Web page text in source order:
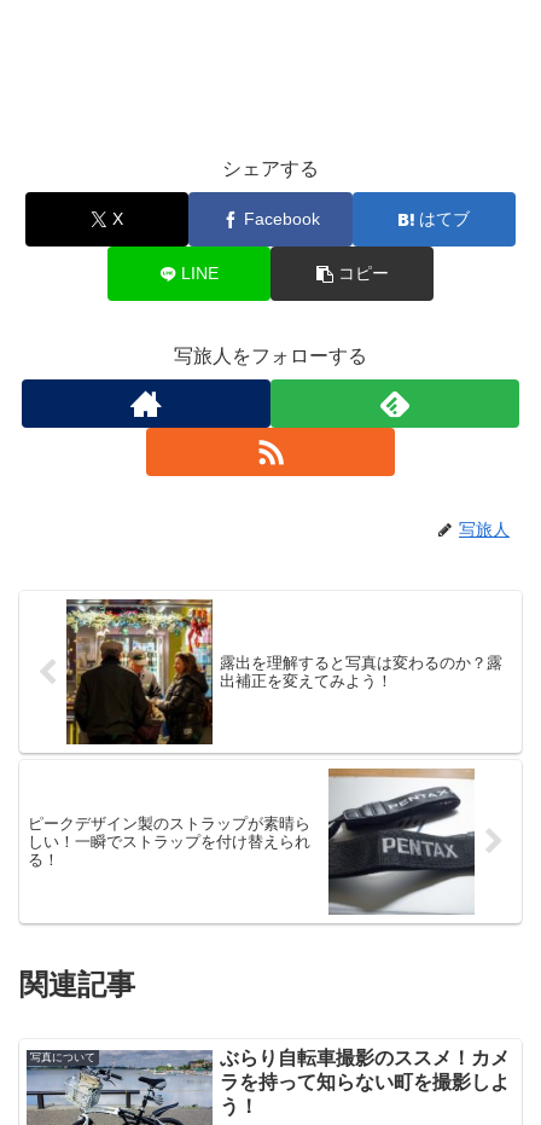
シェアする
X Facebook はてブ
LINE コピー
写旅人をフォローする
写旅人
露出を理解すると写真は変わるのか？露
出補正を変えてみよう！
ピークデザイン製のストラップが素晴ら
しい！一瞬でストラップを付け替えられ
る！
関連記事
写真について
ぶらり自転車撮影のススメ！カメ
ラを持って知らない町を撮影しよ
う！